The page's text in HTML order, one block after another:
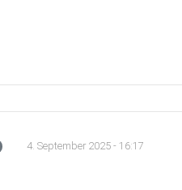
4. September 2025 - 16:17